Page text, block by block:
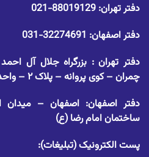
دفتر تهران: 88019129-021
دفتر اصفهان: 32274691-031
دفتر تهران : بزرگراه جلال آل
چمران – کوی پروانه – پلاک ۲ – واحد ۱
دفتر اصفهان: اصفهان – میدان
ساختمان امام رضا (ع)
پست الکترونیک (تبلیغات):